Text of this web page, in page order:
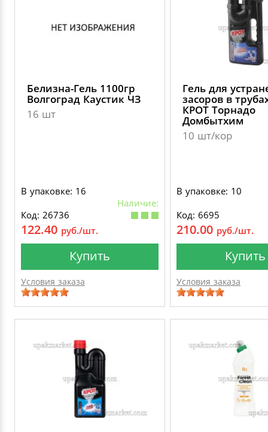
Белизна-Гель 1100гр
Волгоград Каустик ЧЗ
16 шт
В упаковке: 16
Наличие:
Код: 26736
122.40 руб./шт.
Купить
Условия заказа
Гель для
засоров в
КРОТ Торнадо
Домбытхим
10 шт/кор
В упаковке: 10
Код: 6695
210.00 руб./шт.
Купить
Условия заказа